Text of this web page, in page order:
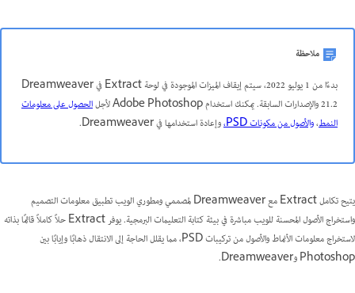
ملاحظة
بدءًا من 1 يوليو 2022، سيتم إيقاف الميزات الموجودة في لوحة Extract في Dreamweaver
21.2 والإصدارات السابقة. يمكنك استخدام Adobe Photoshop لأجل
الحصول على معلومات
النمط،والأصول من مكونات PSD، وإعادة استخدامها في Dreamweaver.
يتيح تكامل Extract مع Dreamweaver لمصممي ومطوري الويب تطبيق معلومات التصميم
واستخراج الأصول المحسنة للويب مباشرة في بيئة كتابة التعليمات البرمجية. يوفر ‏‫Extract حلاً كاملاً قائمًا بذاته
لاستخراج معلومات الأنماط والأصول من تركيبات PSD، مما يقلل الحاجة إلى الانتقال ذهابًا وإيابًا بين
Photoshop وDreamweaver.